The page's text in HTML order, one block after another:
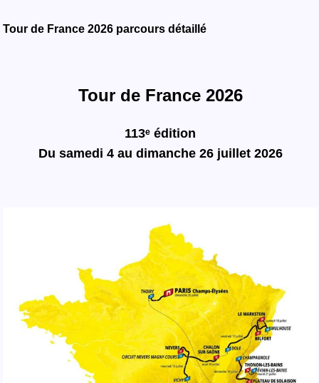
Tour de France 2026 parcours détaillé
Tour de France 2026
113ᵉ édition
Du samedi 4 au dimanche 26 juillet 2026